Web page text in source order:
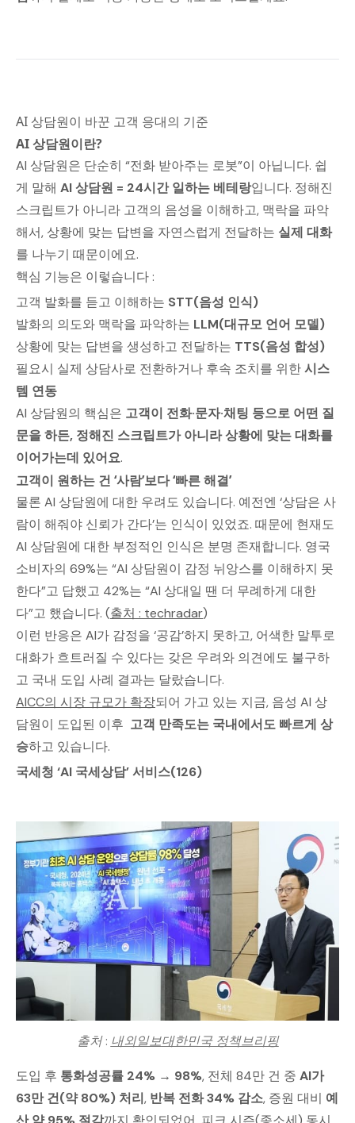
AI 상담원이 바꾼 고객 응대의 기준
AI 상담원이란?
AI 상담원은 단순히 “전화 받아주는 로봇”이 아닙니다. 쉽
게 말해 AI 상담원 = 24시간 일하는 베테랑입니다. 정해진
스크립트가 아니라 고객의 음성을 이해하고, 맥락을 파악
해서, 상황에 맞는 답변을 자연스럽게 전달하는 실제 대화
를 나누기 때문이에요.
핵심 기능은 이렇습니다 :
고객 발화를 듣고 이해하는 STT(음성 인식)
발화의 의도와 맥락을 파악하는 LLM(대규모 언어 모델)
상황에 맞는 답변을 생성하고 전달하는 TTS(음성 합성)
필요시 실제 상담사로 전환하거나 후속 조치를 위한시스
템 연동
AI 상담원의 핵심은 고객이 전화·문자·채팅 등으로 어떤 질
문을 하든, 정해진 스크립트가 아니라 상황에 맞는 대화를
이어가는데 있어요.
고객이 원하는 건 ‘사람’보다 ‘빠른 해결’
물론 AI 상담원에 대한 우려도 있습니다. 예전엔 ‘상담은 사
람이 해줘야 신뢰가 간다’는 인식이 있었죠. 때문에 현재도
AI 상담원에 대한 부정적인 인식은 분명 존재합니다. 영국
소비자의 69%는 “AI 상담원이 감정 뉘앙스를 이해하지 못
한다”고 답했고 42%는 “AI 상대일 땐 더 무례하게 대한
다”고 했습니다. (출처 : techradar)
이런 반응은 AI가 감정을 ‘공감’하지 못하고, 어색한 말투로
대화가 흐트러질 수 있다는 갖은 우려와 의견에도 불구하
고 국내 도입 사례 결과는 달랐습니다.
AICC의 시장 규모가 확장되어 가고 있는 지금, 음성 AI 상
담원이 도입된 이후 고객 만족도는 국내에서도 빠르게 상
승하고 있습니다.
국세청 ‘AI 국세상담’ 서비스(126)
출처 : 내외일보대한민국 정책브리핑
도입 후 통화성공률 24% → 98%, 전체 84만 건 중 AI가
63만 건(약 80%) 처리, 반복 전화 34% 감소, 증원 대비 예